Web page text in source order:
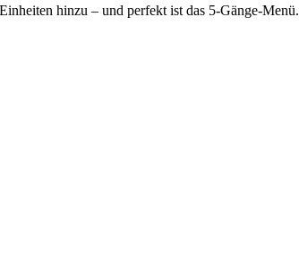
hinzu – und perfekt ist das 5-Gänge-Menü.